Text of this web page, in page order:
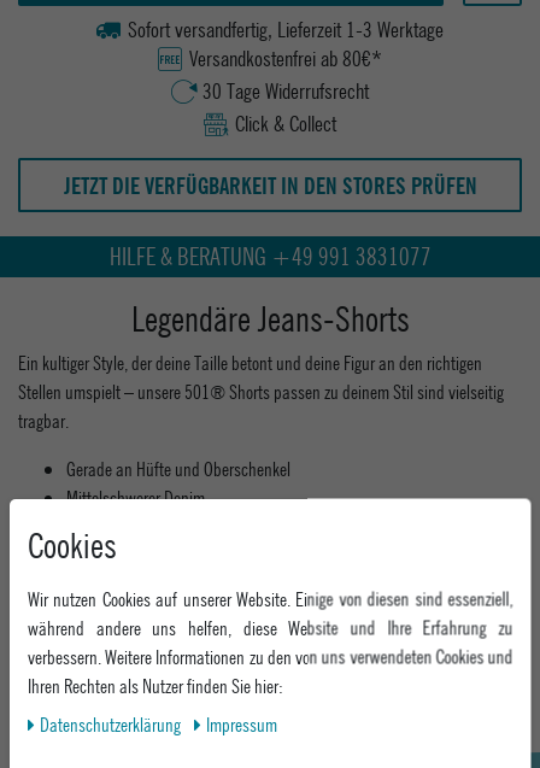
Sofort versandfertig, Lieferzeit 1-3 Werktage
Versandkostenfrei ab 80€*
30 Tage Widerrufsrecht
Click & Collect
JETZT DIE VERFÜGBARKEIT IN DEN STORES PRÜFEN
HILFE & BERATUNG +49 991 3831077
Legendäre Jeans-Shorts
Ein kultiger Style, der deine Taille betont und deine Figur an den richtigen
Stellen umspielt – unsere 501® Shorts passen zu deinem Stil sind vielseitig
tragbar.
Gerade an Hüfte und Oberschenkel
Mittelschwerer Denim
Button Fly
MEHR INFORMATIONEN ZUM EU VERANTWORTLICHEN »
Cookies
Wir nutzen Cookies auf unserer Website. Einige von diesen sind essenziell,
während andere uns helfen, diese Website und Ihre Erfahrung zu
verbessern. Weitere Informationen zu den von uns verwendeten Cookies und
Ihren Rechten als Nutzer finden Sie hier:
Daten­schutz­erklärung
Impressum